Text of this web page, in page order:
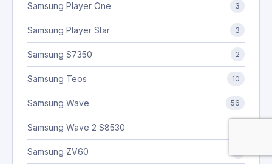
Samsung Player One 3
Samsung Player Star 3
Samsung S7350 2
Samsung Teos 10
Samsung Wave 56
Samsung Wave 2 S8530
Samsung ZV60